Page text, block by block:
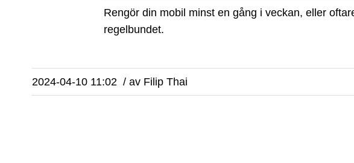
Rengör din mobil minst en gång i veckan, eller
regelbundet.
2024-04-10 11:02 / av Filip Thai